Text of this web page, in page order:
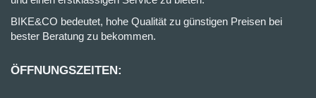
BIKE&CO bedeutet, hohe Qualität zu günstigen Preisen bei
bester Beratung zu bekommen.
ÖFFNUNGSZEITEN: